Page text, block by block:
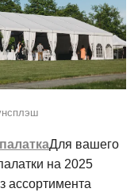
Для вашего
на 2025
ассортимента